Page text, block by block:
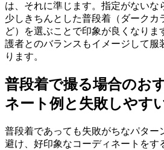
は、それに準じます。指定がないな
少しきちんとした普段着（ダークカ
ど）を選ぶことで印象が良くなりま
護者とのバランスもイメージして服
ります。
普段着で撮る場合のお
ネート例と失敗しやす
普段着であっても失敗がちなパター
避け、好印象なコーディネートをす